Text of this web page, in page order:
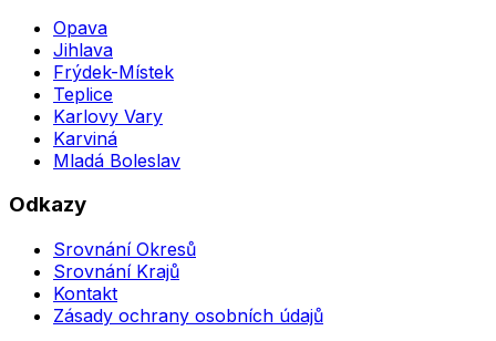
Opava
Jihlava
Frýdek-Místek
Teplice
Karlovy Vary
Karviná
Mladá Boleslav
Odkazy
Srovnání Okresů
Srovnání Krajů
Kontakt
Zásady ochrany osobních údajů